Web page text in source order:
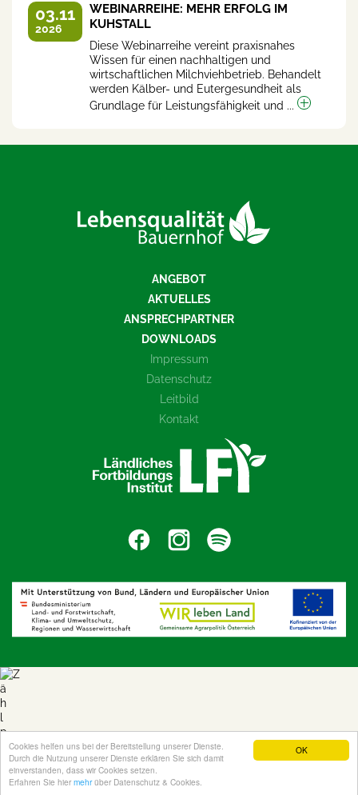
OK
Cookies helfen uns bei der Bereitstellung unserer Dienste.
Durch die Nutzung unserer Dienste erklären Sie sich damit
einverstanden, dass wir Cookies setzen.
Erfahren Sie hier mehrüber Datenschutz & Cookies.
03.11
2026
WEBINARREIHE: MEHR ERFOLG IM
KUHSTALL
Diese Webinarreihe vereint praxisnahes
Wissen für einen nachhaltigen und
wirtschaftlichen Milchviehbetrieb. Behandelt
werden Kälber- und Eutergesundheit als
Grundlage für Leistungsfähigkeit und ...
ANGEBOT
AKTUELLES
ANSPRECHPARTNER
DOWNLOADS
Impressum
Datenschutz
Leitbild
Kontakt